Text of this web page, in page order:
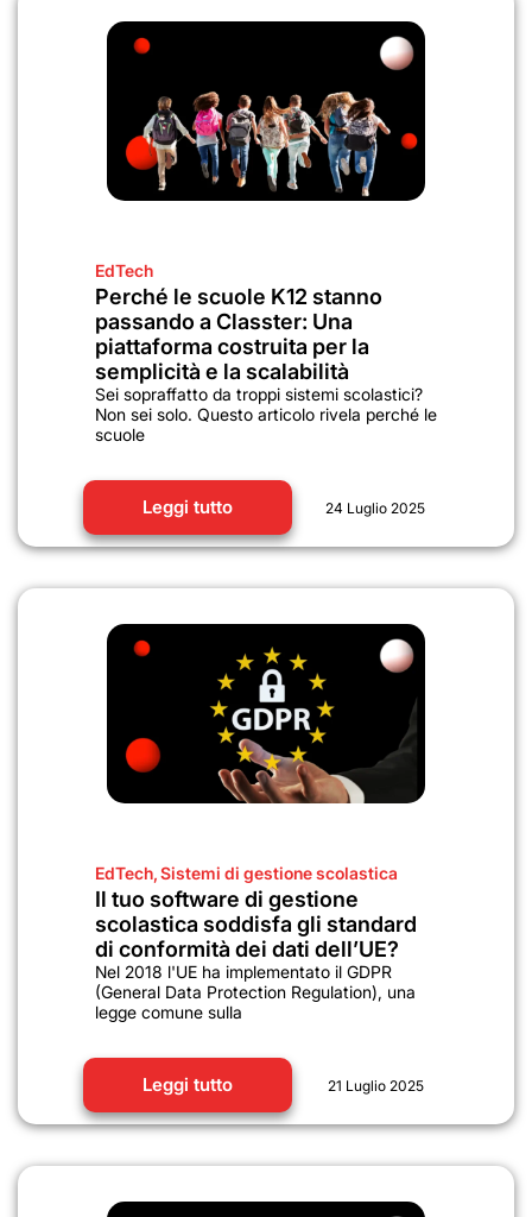
EdTech
Perché le scuole K12 stanno
passando a Classter: Una
piattaforma costruita per la
semplicità e la scalabilità
Sei sopraffatto da troppi sistemi scolastici?
Non sei solo. Questo articolo rivela perché le
scuole
Leggi tutto 24 Luglio 2025
EdTech,Sistemi di gestione scolastica
Il tuo software di gestione
scolastica soddisfa gli standard
di conformità dei dati dell’UE?
Nel 2018 l'UE ha implementato il GDPR
(General Data Protection Regulation), una
legge comune sulla
Leggi tutto 21 Luglio 2025